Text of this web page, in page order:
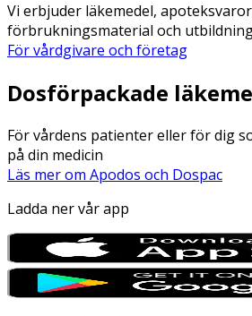
Vi erbjuder läkemedel,
förbrukningsmaterial och
För vårdgivare och företag
Dosförpackade
För vårdens patienter eller för dig
på din medicin
Läs mer om Apodos och Dospac
Ladda ner vår app